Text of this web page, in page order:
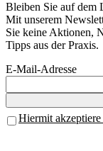
Bleiben Sie auf dem
Mit unserem
Sie keine Aktionen,
Tipps aus der Praxis.
E-Mail-Adresse
Hiermit